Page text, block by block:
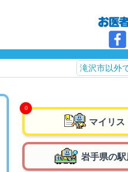
滝沢市以外
マイリス
岩手県の